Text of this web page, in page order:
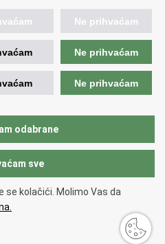
kriminaliteta
uprave i digitalne
Ne prihvaćam
Ne prihvaćam
Ne prihvaćam
odabrane
sve
se kolačići. Molimo Vas da